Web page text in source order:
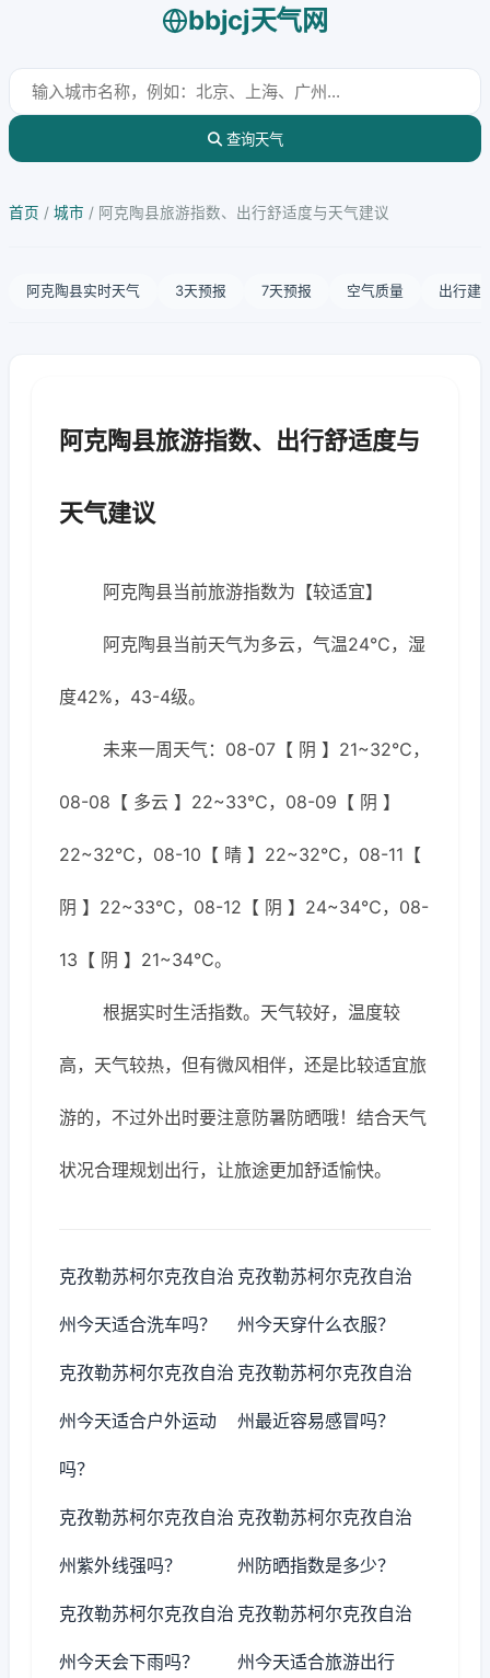
bbjcj天气网
查询天气
首页 / 城市 / 阿克陶县旅游指数、出行舒适度与天气建议
阿克陶县实时天气 3天预报 7天预报 空气质量 出行建
阿克陶县旅游指数、出行舒适度与
天气建议
阿克陶县当前旅游指数为【较适宜】
阿克陶县当前天气为多云，气温24℃，湿
度42%，43-4级。
未来一周天气：08-07【 阴 】21~32℃，
08-08【 多云 】22~33℃，08-09【 阴 】
22~32℃，08-10【 晴 】22~32℃，08-11【
阴 】22~33℃，08-12【 阴 】24~34℃，08-
13【 阴 】21~34℃。
根据实时生活指数。天气较好，温度较
高，天气较热，但有微风相伴，还是比较适宜旅
游的，不过外出时要注意防暑防晒哦！结合天气
状况合理规划出行，让旅途更加舒适愉快。
克孜勒苏柯尔克孜自治
州今天适合洗车吗？
克孜勒苏柯尔克孜自治
州今天穿什么衣服？
克孜勒苏柯尔克孜自治
州今天适合户外运动
吗？
克孜勒苏柯尔克孜自治
州最近容易感冒吗？
克孜勒苏柯尔克孜自治
州紫外线强吗？
克孜勒苏柯尔克孜自治
州防晒指数是多少？
克孜勒苏柯尔克孜自治
州今天会下雨吗？
克孜勒苏柯尔克孜自治
州今天适合旅游出行